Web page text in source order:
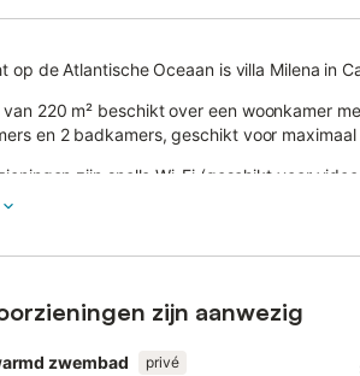
op de Atlantische Oceaan is villa Milena in
van 220 m² beschikt over een woonkamer
en 2 badkamers, geschikt voor
zijn snelle Wi-Fi (geschikt voor
ventilator, wasmachine en kluis.
zwembad is beschikbaar bij boekingen
is geschikt voor zowel volwassenen als
zijn aanwezig
zwembad privé